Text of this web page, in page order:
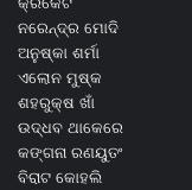
ନରେନ୍ଦ୍ର ମୋଦି
ଅନୁଷ୍କା ଶର୍ମା
ଏଲୋନ ମୁଷ୍କ
ଶହରୁକ୍ଷ ଖାଁ
ଉଦ୍ଧବ ଥାକେରେ
କଙ୍ଗନା ରଣୟୁତଂ
ବିରାଟ କୋହଲି